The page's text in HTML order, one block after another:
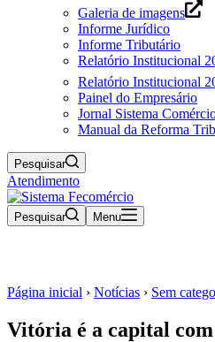
Galeria de imagens
Informe Jurídico
Informe Tributário
Relatório Institucional
Relatório Institucional
Painel do Empresário
Jornal Sistema
Manual da Reforma
Pesquisar
Atendimento
Pesquisar Menu
Página inicial › Notícias › Sem
Vitória é a capital